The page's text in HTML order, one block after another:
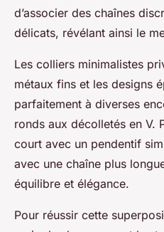
d’associer des chaînes
délicats, révélant ainsi le
Les colliers minimalistes
métaux fins et les designs
parfaitement à diverses
ronds aux décolletés en V.
court avec un pendentif
avec une chaîne plus
équilibre et élégance.
Pour réussir cette